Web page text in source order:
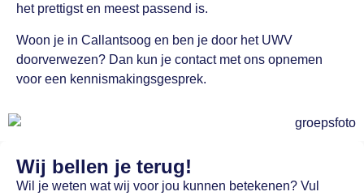
het prettigst en meest passend is.
Woon je in Callantsoog en ben je door het UWV
doorverwezen? Dan kun je contact met ons opnemen
voor een kennismakingsgesprek.
Wij bellen je terug!
Wil je weten wat wij voor jou kunnen betekenen? Vul